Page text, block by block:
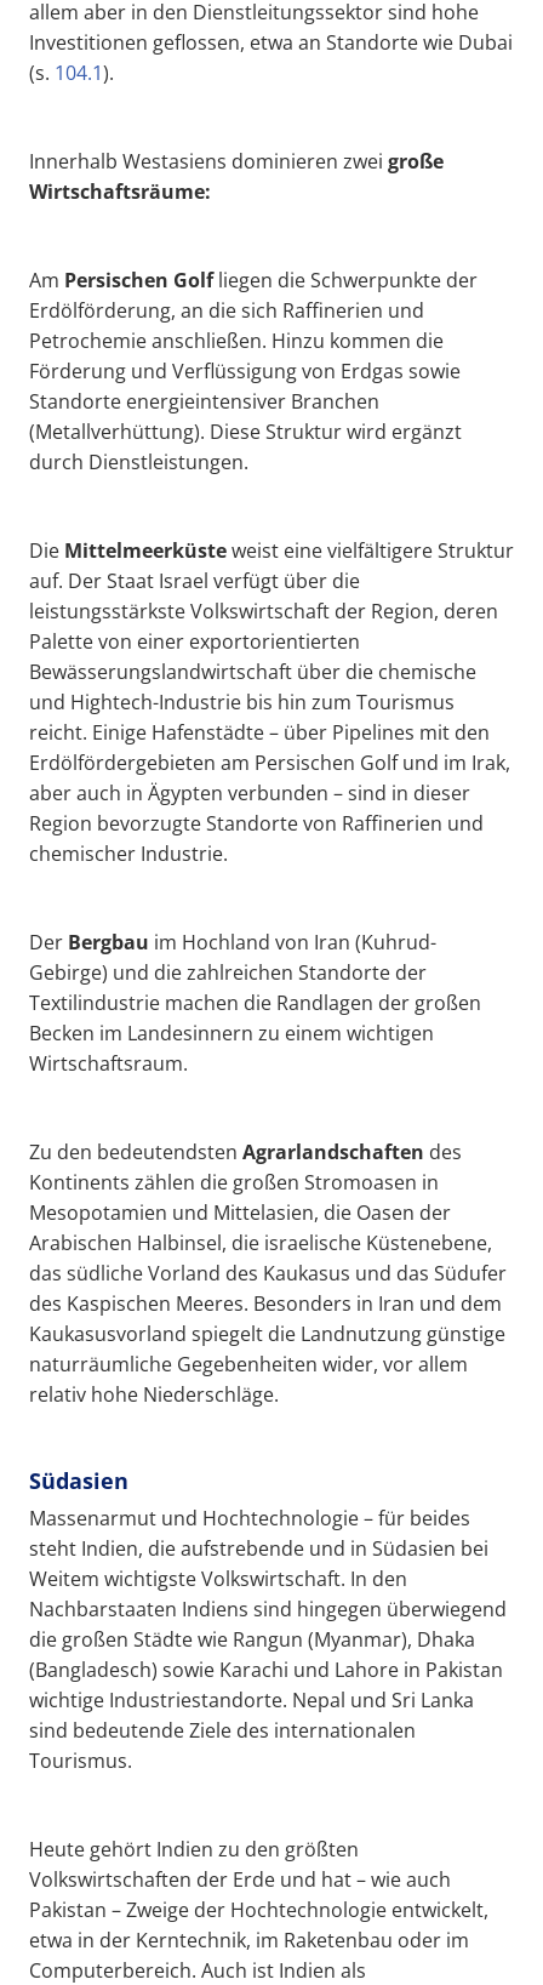
allem aber in den Dienstleitungssektor sind hohe
Investitionen geflossen, etwa an Standorte wie Dubai
(s. 104.1).
Innerhalb Westasiens dominieren zwei große
Wirtschaftsräume:
Am Persischen Golfliegen die Schwerpunkte der
Erdölförderung, an die sich Raffinerien und
Petrochemie anschließen. Hinzu kommen die
Förderung und Verflüssigung von Erdgas sowie
Standorte energieintensiver Branchen
(Metallverhüttung). Diese Struktur wird ergänzt
durch Dienstleistungen.
Die Mittelmeerküsteweist eine vielfältigere Struktur
auf. Der Staat Israel verfügt über die
leistungsstärkste Volkswirtschaft der Region, deren
Palette von einer exportorientierten
Bewässerungslandwirtschaft über die chemische
und Hightech-Industrie bis hin zum Tourismus
reicht. Einige Hafenstädte – über Pipelines mit den
Erdölfördergebieten am Persischen Golf und im Irak,
aber auch in Ägypten verbunden – sind in dieser
Region bevorzugte Standorte von Raffinerien und
chemischer Industrie.
Der Bergbau im Hochland von Iran (Kuhrud-
Gebirge) und die zahlreichen Standorte der
Textilindustrie machen die Randlagen der großen
Becken im Landesinnern zu einem wichtigen
Wirtschaftsraum.
Zu den bedeutendsten Agrarlandschaften des
Kontinents zählen die großen Stromoasen in
Mesopotamien und Mittelasien, die Oasen der
Arabischen Halbinsel, die israelische Küstenebene,
das südliche Vorland des Kaukasus und das Südufer
des Kaspischen Meeres. Besonders in Iran und dem
Kaukasusvorland spiegelt die Landnutzung günstige
naturräumliche Gegebenheiten wider, vor allem
relativ hohe Niederschläge.
Südasien
Massenarmut und Hochtechnologie – für beides
steht Indien, die aufstrebende und in Südasien bei
Weitem wichtigste Volkswirtschaft. In den
Nachbarstaaten Indiens sind hingegen überwiegend
die großen Städte wie Rangun (Myanmar), Dhaka
(Bangladesch) sowie Karachi und Lahore in Pakistan
wichtige Industriestandorte. Nepal und Sri Lanka
sind bedeutende Ziele des internationalen
Tourismus.
Heute gehört Indien zu den größten
Volkswirtschaften der Erde und hat – wie auch
Pakistan – Zweige der Hochtechnologie entwickelt,
etwa in der Kerntechnik, im Raketenbau oder im
Computerbereich. Auch ist Indien als